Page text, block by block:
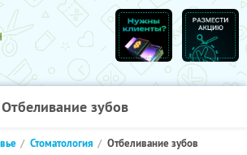
Отбеливание зубов
Стоматология Отбеливание зубов